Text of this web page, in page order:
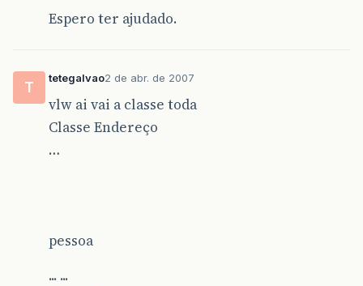
Espero ter ajudado.
T
tetegalvao2 de abr. de 2007
vlw ai vai a classe toda
Classe Endereço
…
pessoa
... ...